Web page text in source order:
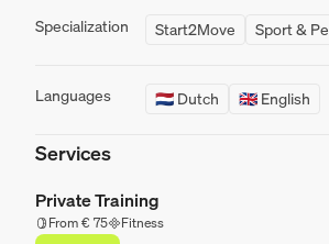
Specialization Start2Move Sport &
Languages 🇳🇱 Dutch 🇬🇧 English
Services
Private Training
From € 75 Fitness